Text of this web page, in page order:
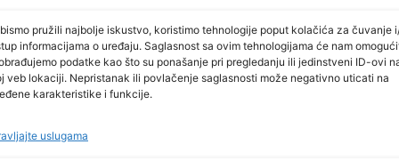
pružili najbolje iskustvo, koristimo tehnologije poput kolačića za čuvanje
informacijama o uređaju. Saglasnost sa ovim tehnologijama će nam
podatke kao što su ponašanje pri pregledanju ili jedinstveni ID-ovi
veb lokaciji. Nepristanak ili povlačenje saglasnosti može negativno uticati na
karakteristike i funkcije.
uslugama
pasti za pet posto te da će se u 2021. godini
kako bi povećale potrošnju na socijalne
hitne pomoći od međunarodne zajednice,
dužnosti predsjedavajućeg Tao Zhang, kazao
dovelo do hitnih potreba u platnom bilansu.